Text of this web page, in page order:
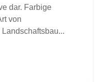
dar. Farbige
von